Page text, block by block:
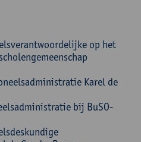
op het
Karel de
bij BuSO-